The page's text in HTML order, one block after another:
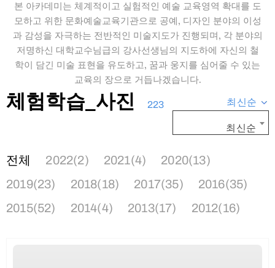
본 아카데미는 체계적이고 실험적인 예술 교육영역 확대를 도
모하고 위한 문화예술교육기관으로 공예, 디자인 분야의 이성
과 감성을 자극하는 전반적인 미술지도가 진행되며, 각 분야의
저명하신 대학교수님급의 강사선생님의 지도하에 자신의 철
학이 담긴 미술 표현을 유도하고, 꿈과 웅지를 심어줄 수 있는
교육의 장으로 거듭나겠습니다.
체험학습_사진 223 최신순
최신순
전체 2022(2) 2021(4)
2020(13)
2019(23)
2018(18) 2017(35)
2016(35)
2015(52)
2014(4) 2013(17) 2012(16)